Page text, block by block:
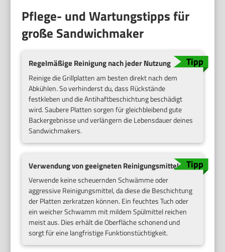
Pflege- und Wartungstipps für
große Sandwichmaker
Regelmäßige Reinigung nach jeder Nutzung
Reinige die Grillplatten am besten direkt nach dem
Abkühlen. So verhinderst du, dass Rückstände
festkleben und die Antihaftbeschichtung beschädigt
wird. Saubere Platten sorgen für gleichbleibend gute
Backergebnisse und verlängern die Lebensdauer deines
Sandwichmakers.
Verwendung von geeigneten Reinigungsmitteln
Verwende keine scheuernden Schwämme oder
aggressive Reinigungsmittel, da diese die Beschichtung
der Platten zerkratzen können. Ein feuchtes Tuch oder
ein weicher Schwamm mit mildem Spülmittel reichen
meist aus. Dies erhält die Oberfläche schonend und
sorgt für eine langfristige Funktionstüchtigkeit.